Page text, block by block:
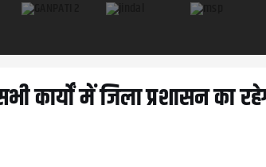
कार्यों में जिला प्रशासन का